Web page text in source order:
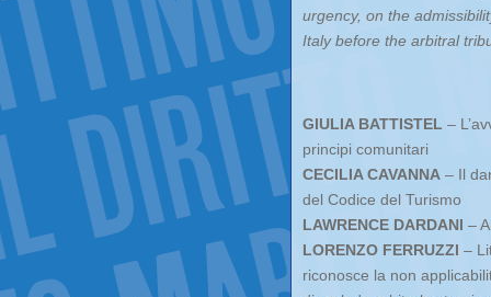
urgency, on the
Italy before the arbitral
GIULIA BATTISTEL –
principi comunitari
CECILIA CAVANNA – Il
del Codice del Turismo
LAWRENCE DARDANI –
LORENZO FERRUZZI –
riconosce la non